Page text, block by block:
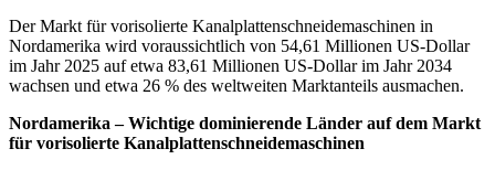
Der Markt für vorisolierte Kanalplattenschneidemaschinen in
Nordamerika wird voraussichtlich von 54,61 Millionen US-Dollar
im Jahr 2025 auf etwa 83,61 Millionen US-Dollar im Jahr 2034
wachsen und etwa 26 % des weltweiten Marktanteils ausmachen.
Nordamerika – Wichtige dominierende Länder auf dem Markt
für vorisolierte Kanalplattenschneidemaschinen